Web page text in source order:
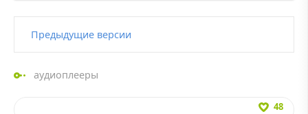
Предыдущие версии
аудиоплееры
48